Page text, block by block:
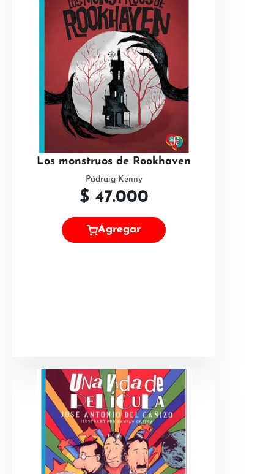
Los monstruos de Rookhaven
Pádraig Kenny
$ 47.000
Agregar